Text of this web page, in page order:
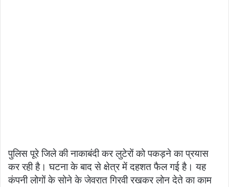
पुलिस पूरे जिले की नाकाबंदी कर लुटेरों को पकड़ने का प्रयास
कर रही है। घटना के बाद से क्षेत्र में दहशत फैल गई है। यह
कंपनी लोगों के सोने के जेवरात गिरवी रखकर लोन देते का काम